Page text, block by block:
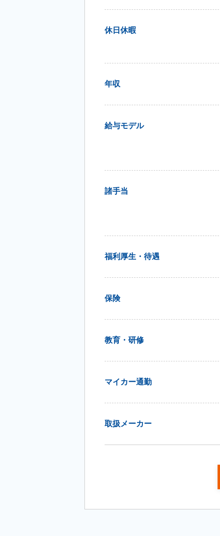
休日休暇
年収
給与モデル
諸手当
福利厚生・待遇
保険
教育・研修
マイカー通勤
取扱メーカー